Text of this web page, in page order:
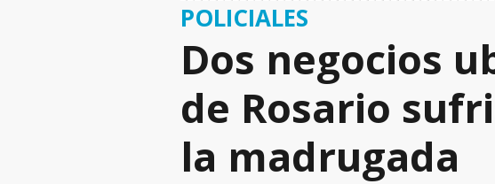
POLICIALES
Dos negocios
de Rosario
la madrugada